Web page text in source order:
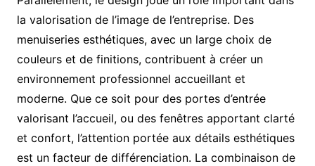
la valorisation de l’image de l’entreprise. Des
menuiseries esthétiques, avec un large choix de
couleurs et de finitions, contribuent à créer un
environnement professionnel accueillant et
moderne. Que ce soit pour des portes d’entrée
valorisant l’accueil, ou des fenêtres apportant clarté
et confort, l’attention portée aux détails esthétiques
est un facteur de différenciation. La combinaison de